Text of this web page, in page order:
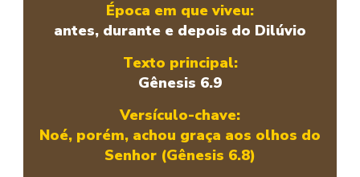
Época em que viveu:
antes, durante e depois do Dilúvio
Texto principal:
Gênesis 6.9
Versículo-chave:
Noé, porém, achou graça aos olhos do
Senhor (Gênesis 6.8)